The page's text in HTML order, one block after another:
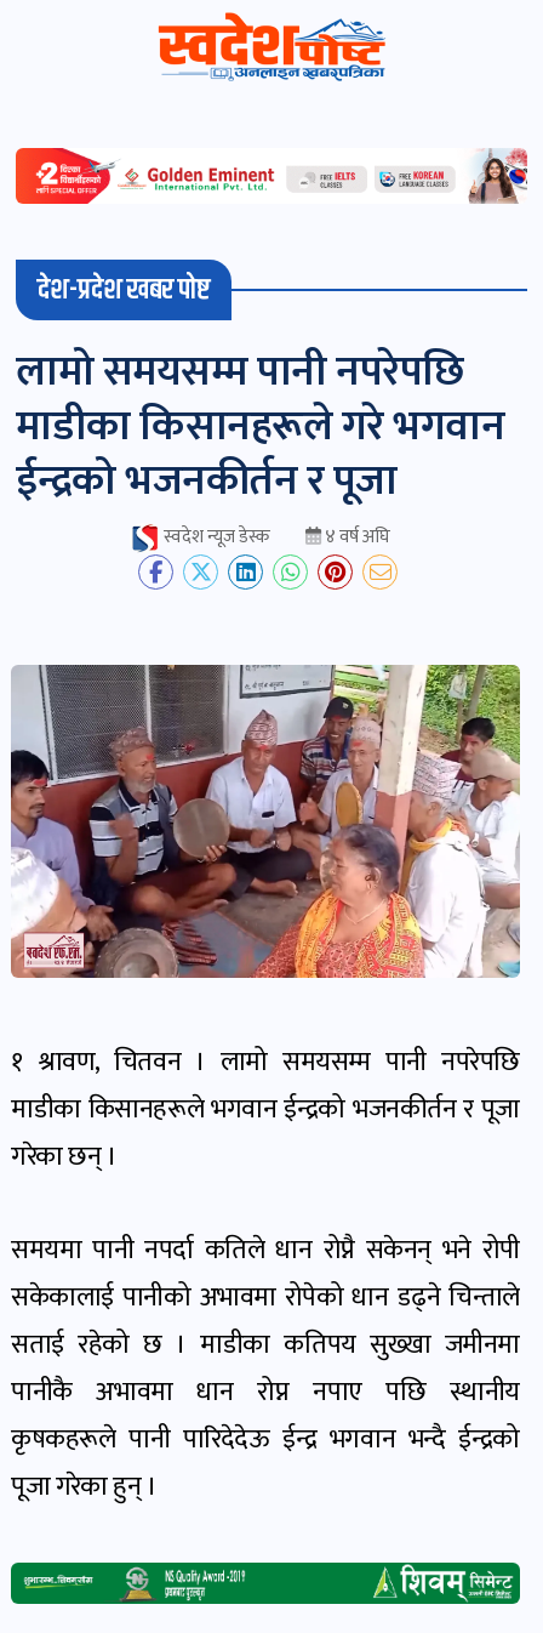
विशेष
माडी
(स्थानीय)
खबर
पोष्ट
चितवन
खबर
खबर
पोष्ट
विकास-
निर्माण
खबर
पोष्ट
कृषक
पोष्ट
पोष्ट
शिक्षा
खबर
पोष्ट
बिपद-
पोष्ट
देश-प्रदेश खबर पोष्ट
लामो समयसम्म पानी नपरेपछि
माडीका किसानहरूले गरे भगवान
ईन्द्रको भजनकीर्तन र पूजा
स्वदेश न्यूज डेस्क ४ वर्ष अघि
१ श्रावण, चितवन । लामो समयसम्म पानी नपरेपछि
माडीका किसानहरूले भगवान ईन्द्रको भजनकीर्तन र पूजा
गरेका छन् ।
समयमा पानी नपर्दा कतिले धान रोप्नै सकेनन् भने रोपी
सकेकालाई पानीको अभावमा रोपेको धान डढ्ने चिन्ताले
सताई रहेको छ । माडीका कतिपय सुख्खा जमीनमा
पानीकै अभावमा धान रोप्न नपाए पछि स्थानीय
कृषकहरूले पानी पारिदेदेऊ ईन्द्र भगवान भन्दै ईन्द्रको
पूजा गरेका हुन् ।